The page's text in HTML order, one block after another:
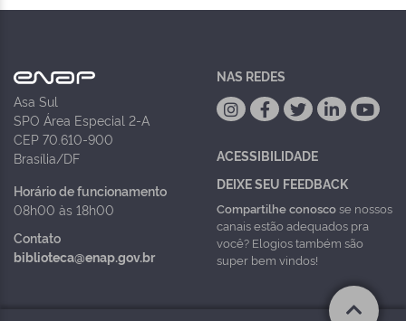
Asa Sul
SPO Área Especial 2-A
CEP 70.610-900
Brasília/DF
Horário de funcionamento
08h00 às 18h00
Contato
biblioteca@enap.gov.br
NAS REDES
ACESSIBILIDADE
DEIXE SEU FEEDBACK
Compartilhe conoscose nossos
canais estão adequados pra
você? Elogios também são
super bem vindos!